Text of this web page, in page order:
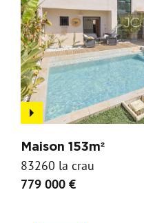
Maison 153m²
83260 la crau
779 000 €